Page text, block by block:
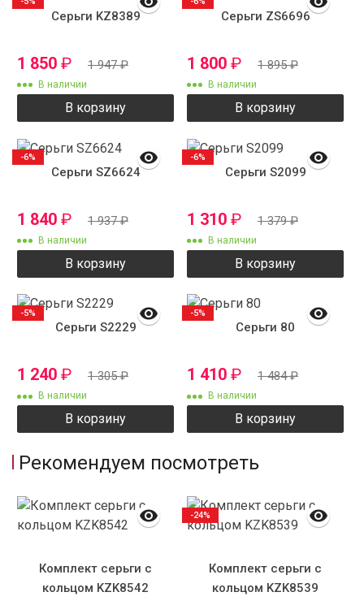
Серьги KZ8389
1 850 ₽ 1 947₽
В наличии
В корзину
Серьги ZS6696
1 800 ₽ 1 895₽
В наличии
В корзину
Серьги SZ6624
1 840 ₽ 1 937₽
В наличии
В корзину
-6%
Серьги S2099
1 310 ₽ 1 379₽
В наличии
В корзину
-6%
Серьги S2229
1 240 ₽ 1 305₽
В наличии
В корзину
-5%
Серьги 80
1 410 ₽ 1 484₽
В наличии
В корзину
-5%
Рекомендуем посмотреть
Комплект серьги с
кольцом KZK8542
Комплект серьги с
кольцом KZK8539
-24%